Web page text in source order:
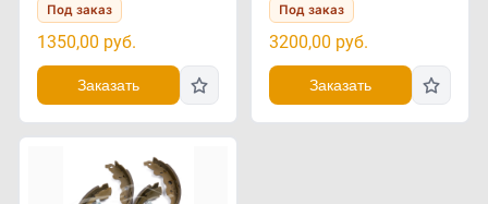
Под заказ
1350,00 руб.
Заказать
Под заказ
3200,00 руб.
Заказать